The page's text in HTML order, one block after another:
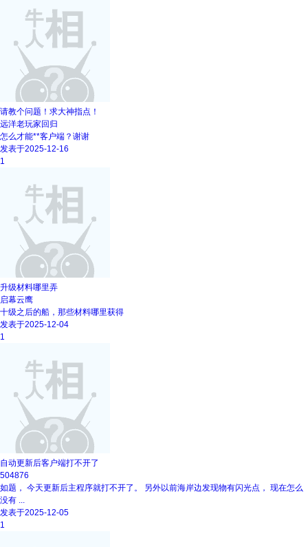
请教个问题！求大神指点！
远洋老玩家回归
怎么才能**客户端？谢谢
发表于2025-12-16
1
升级材料哪里弄
启幕云鹰
十级之后的船，那些材料哪里获得
发表于2025-12-04
1
自动更新后客户端打不开了
504876
如题， 今天更新后主程序就打不开了。 另外以前海岸边发现物有闪光点， 现在怎么
没有 ...
发表于2025-12-05
1